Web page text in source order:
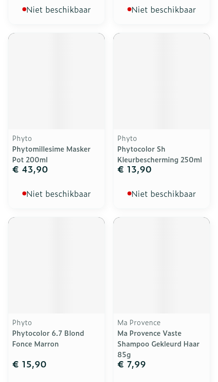
Niet beschikbaar Niet beschikbaar
Phyto
Phytomillesime Masker
Pot 200ml
€ 43,90
Niet beschikbaar
Phyto
Phytocolor Sh
Kleurbescherming 250ml
€ 13,90
Niet beschikbaar
Phyto
Phytocolor 6.7 Blond
Fonce Marron
€ 15,90
Ma Provence
Ma Provence Vaste
Shampoo Gekleurd Haar
85g
€ 7,99